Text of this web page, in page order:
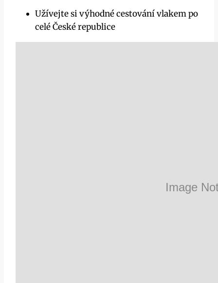
Užívejte si výhodné cestování vlakem po
celé České republice